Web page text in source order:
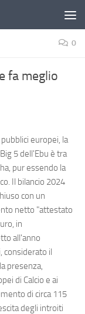
0
fa meglio
europei, la
5 dell'Ebu è tra
pur essendo la
Il bilancio 2024
con un
netto "attestato
in
all'anno
considerato il
presenza,
di Calcio e ai
di circa 115
degli introiti